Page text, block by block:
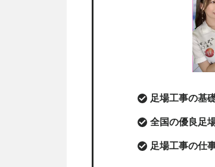
足場工事の基
全国の優良足
足場工事の仕